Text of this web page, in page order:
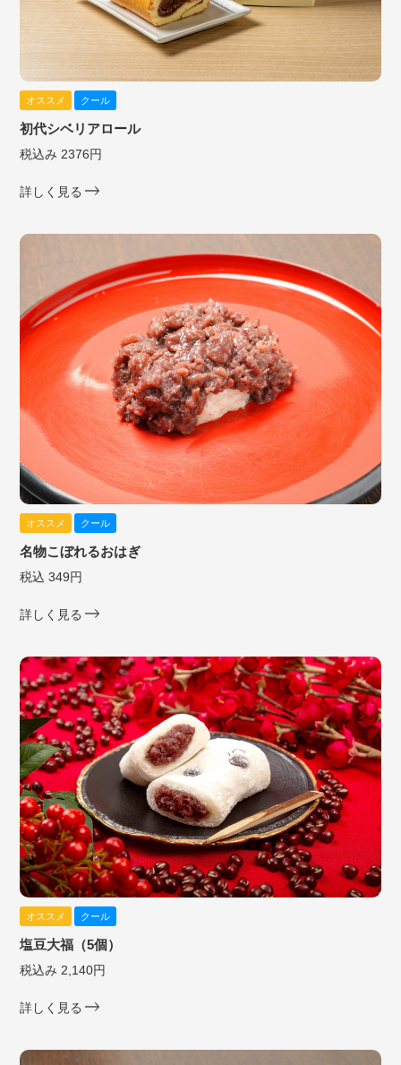
オススメ クール
初代シベリアロール
税込み 2376円
詳しく見る
オススメ クール
名物こぼれるおはぎ
税込 349円
詳しく見る
オススメ クール
塩豆大福（5個）
税込み 2,140円
詳しく見る